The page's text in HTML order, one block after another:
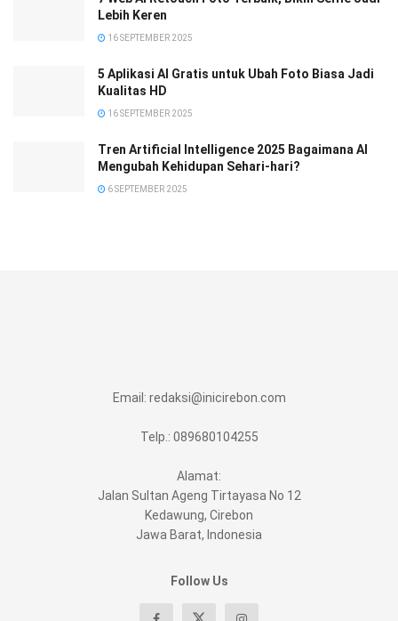
Lebih Keren
16 SEPTEMBER 2025
5 Aplikasi AI Gratis untuk Ubah Foto Biasa Jadi
Kualitas HD
16 SEPTEMBER 2025
Tren Artificial Intelligence 2025 Bagaimana AI
Mengubah Kehidupan Sehari-hari?
6 SEPTEMBER 2025
Email: redaksi@inicirebon.com
Telp.: 089680104255
Alamat:
Jalan Sultan Ageng Tirtayasa No 12
Kedawung, Cirebon
Jawa Barat, Indonesia
Follow Us